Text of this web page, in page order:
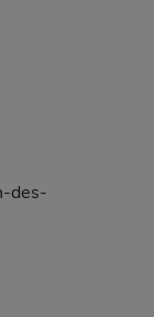
des-